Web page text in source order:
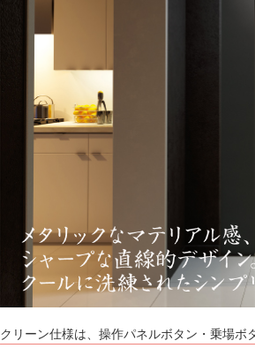
クリーン仕様は、操作パネルボタン・乗場ボ